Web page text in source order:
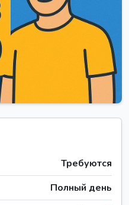
Требуются
Полный день